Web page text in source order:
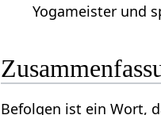
Yogameister und
Befolgen‏‎ ist ein